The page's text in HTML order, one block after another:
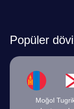
Popüler
Moğol